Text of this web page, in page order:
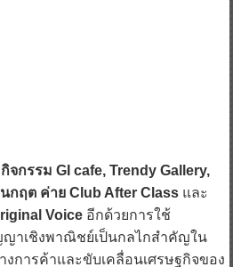
กิจกรรม GI cafe, Trendy Gallery,
กฤต ค่าย Club After Classและ
Voice อีกด้วยการใช้
าเชิงพาณิชย์เป็นกลไกสำคัญใน
งการค้าและขับเคลื่อนเศรษฐกิจของ